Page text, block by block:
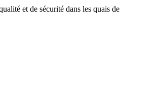
et de sécurité dans les quais de